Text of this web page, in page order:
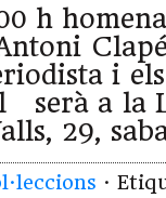
h
i
serà a la
29,
·